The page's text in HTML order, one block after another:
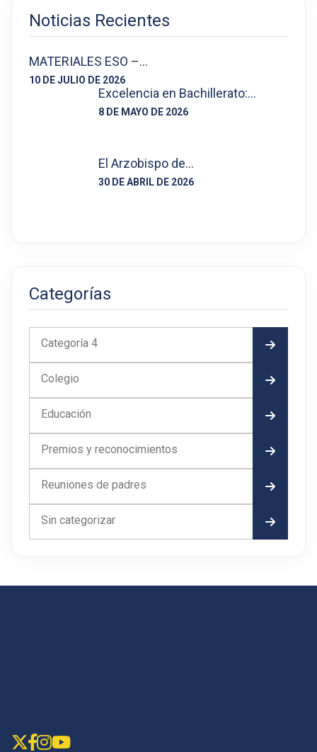
Noticias Recientes
MATERIALES ESO –…
10 DE JULIO DE 2026
Excelencia en Bachillerato:…
8 DE MAYO DE 2026
El Arzobispo de…
30 DE ABRIL DE 2026
Categorías
Categoría 4
Colegio
Educación
Premios y reconocimientos
Reuniones de padres
Sin categorizar